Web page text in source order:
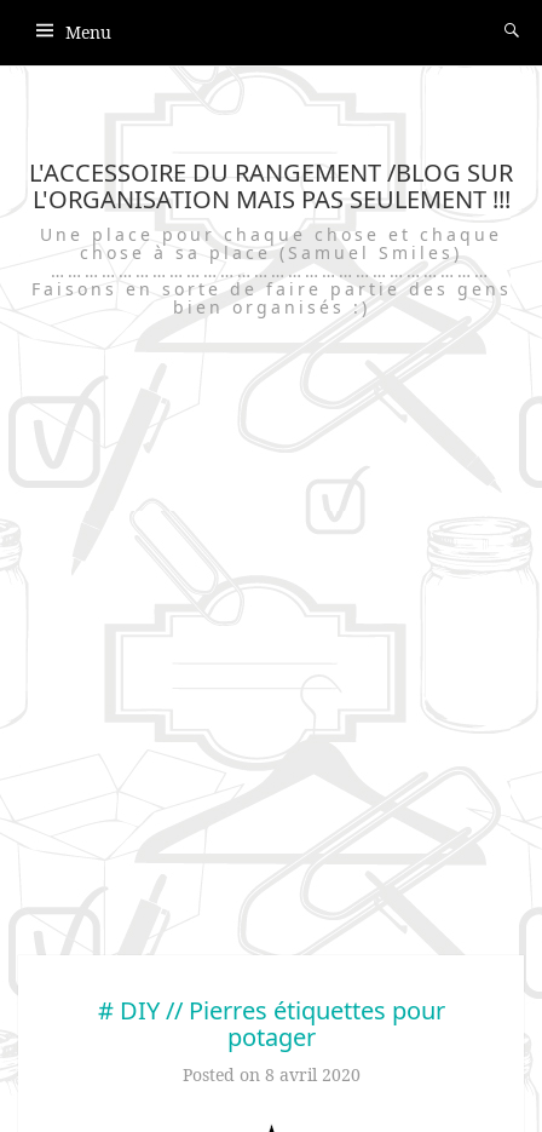
Menu
L'ACCESSOIRE DU RANGEMENT /BLOG SUR
L'ORGANISATION MAIS PAS SEULEMENT !!!
Une place pour chaque chose et chaque
chose à sa place (Samuel Smiles)
……………………………………………………………………
Faisons en sorte de faire partie des gens
bien organisés :)
# DIY // Pierres étiquettes pour
potager
Posted on 8 avril 2020